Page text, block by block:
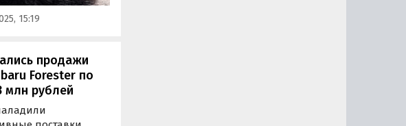
от 2 400 000
15:19
продажи
Forester по
млн рублей